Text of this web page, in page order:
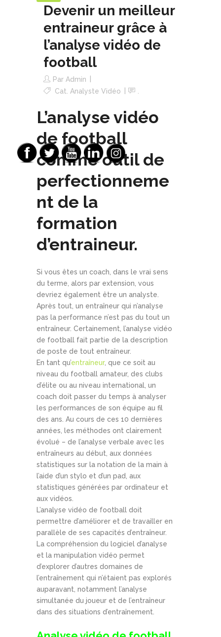
Devenir un meilleur
entraineur grâce à
l’analyse vidéo de
football
Par Admin
Cat. Analyste Vidéo
L’analyse vidéo
de football
comme outil de
perfectionneme
nt de la
formation
d’entraineur.
Si vous êtes un coach, dans le vrai sens
du terme, alors par extension, vous
devriez également être un analyste.
Après tout, un entraîneur qui n’analyse
pas la performance n’est pas du tout un
entraîneur. Certainement, l’analyse vidéo
de football fait partie de la description
de poste de tout entraîneur.
En tant qu’entraîneur, que ce soit au
niveau du football amateur, des clubs
d’élite ou au niveau international, un
coach doit passer du temps à analyser
les performances de son équipe au fil
des ans. Au cours de ces 10 dernières
années, les méthodes ont clairement
évolué – de l’analyse verbale avec les
entraîneurs au début, aux données
statistiques sur la notation de la main à
l’aide d’un stylo et d’un pad, aux
statistiques générées par ordinateur et
aux vidéos.
L’analyse vidéo de football doit
permettre d’améliorer et de travailler en
parallèle de ses capacités d’entraîneur.
La compréhension du logiciel d’analyse
et la manipulation vidéo permet
d’explorer d’autres domaines de
l’entraînement qui n’étaient pas explorés
auparavant, notamment l’analyse
simultanée du joueur et de l’entraîneur
dans des situations d’entraînement.